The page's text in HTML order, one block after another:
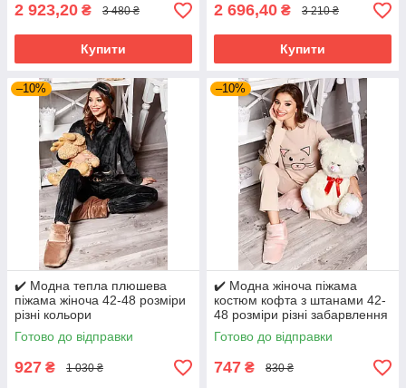
2 923,20 ₴ 3 480 ₴
Купити
2 696,40 ₴ 3 210 ₴
Купити
–10%
✔️ Модна тепла плюшева
піжама жіноча 42-48 розміри
різні кольори
Готово до відправки
927 ₴ 1 030 ₴
–10%
✔️ Модна жіноча піжама
костюм кофта з штанами 42-
48 розміри різні забарвлення
Готово до відправки
747 ₴ 830 ₴